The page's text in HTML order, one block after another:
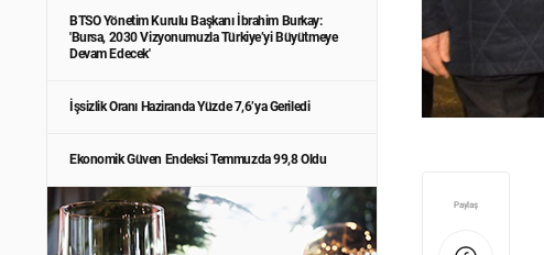
BTSO Yönetim Kurulu Başkanı İbrahim Burkay:
'Bursa, 2030 Vizyonumuzla Türkiye’yi Büyütmeye
Devam Edecek'
İşsizlik Oranı Haziranda Yüzde 7,6’ya Geriledi
Ekonomik Güven Endeksi Temmuzda 99,8 Oldu
Paylaş